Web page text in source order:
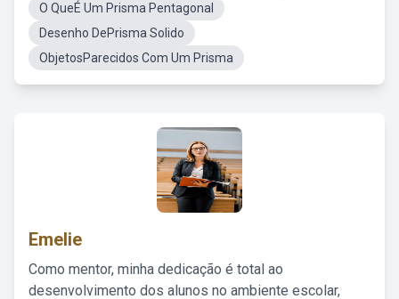
O QueÉ Um Prisma Pentagonal
Desenho DePrisma Solido
ObjetosParecidos Com Um Prisma
Emelie
Como mentor, minha dedicação é total ao
desenvolvimento dos alunos no ambiente escolar,